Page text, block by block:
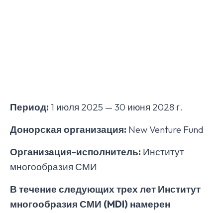
Период: 1 июля 2025 — 30 июня 2028 г.
Донорская организация: New Venture Fund
Организация-исполнитель: Институт
многообразия СМИ
В течение следующих трех лет Институт
многообразия СМИ (MDI) намерен